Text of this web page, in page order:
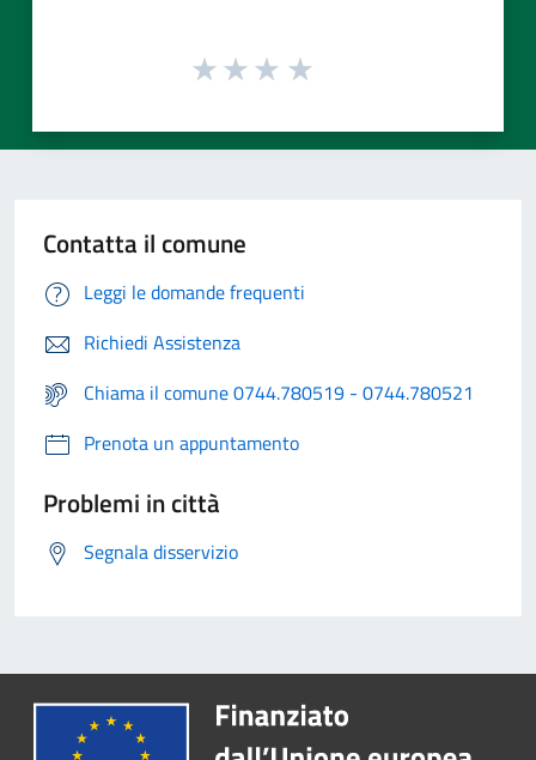
Contatta il comune
Leggi le domande frequenti
Richiedi Assistenza
Chiama il comune 0744.780519 - 0744.780521
Prenota un appuntamento
Problemi in città
Segnala disservizio